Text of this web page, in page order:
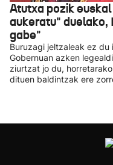
Atutxa pozik
aukeratu" duelako,
gabe"
Buruzagi jeltzaleak ez
Gobernuan azken
ziurtzat jo du,
dituen baldintzak ere